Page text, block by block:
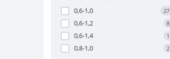
0,6-1,0 27
0,6-1,2 8
0,6-1,4 1
0,8-1,0 2